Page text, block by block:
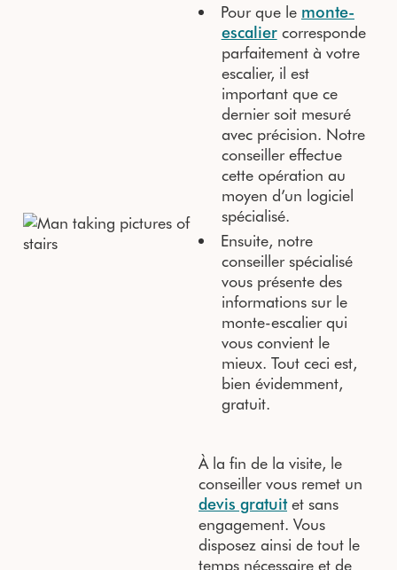
Pour que le monte-
escaliercorresponde
parfaitement à votre
escalier, il est
important que ce
dernier soit mesuré
avec précision. Notre
conseiller effectue
cette opération au
moyen d’un logiciel
spécialisé.
Ensuite, notre
conseiller spécialisé
vous présente des
informations sur le
monte-escalier qui
vous convient le
mieux. Tout ceci est,
bien évidemment,
gratuit.
À la fin de la visite, le
conseiller vous remet un
devis gratuitet sans
engagement. Vous
disposez ainsi de tout le
temps nécessaire et de